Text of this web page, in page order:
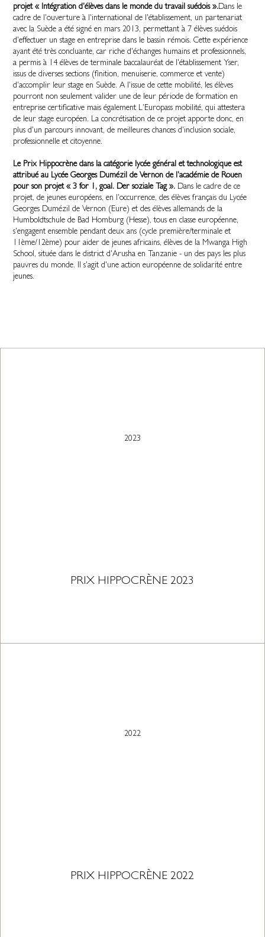
projet « Intégration d'élèves dans le monde du travail suédois ».Dans le
cadre de l'ouverture à l'international de l'établissement, un partenariat
avec la Suède a été signé en mars 2013, permettant à 7 élèves suédois
d'effectuer un stage en entreprise dans le bassin rémois. Cette expérience
ayant été très concluante, car riche d'échanges humains et professionnels,
a permis à 14 élèves de terminale baccalauréat de l'établissement Yser,
issus de diverses sections (finition, menuiserie, commerce et vente)
d'accomplir leur stage en Suède. A l'issue de cette mobilité, les élèves
pourront non seulement valider une de leur période de formation en
entreprise certificative mais également L'Europass mobilité, qui attestera
de leur stage européen. La concrétisation de ce projet apporte donc, en
plus d'un parcours innovant, de meilleures chances d'inclusion sociale,
professionnelle et citoyenne.
Le Prix Hippocrène dans la catégorie lycée général et technologique est
attribué au Lycée Georges Dumézil de Vernon de l'académie de Rouen
pour son projet « 3 for 1, goal. Der soziale Tag ». Dans le cadre de ce
projet, de jeunes européens, en l'occurrence, des élèves français du Lycée
Georges Dumézil de Vernon (Eure) et des élèves allemands de la
Humboldtschule de Bad Homburg (Hesse), tous en classe européenne,
s'engagent ensemble pendant deux ans (cycle première/terminale et
11ème/12ème) pour aider de jeunes africains, élèves de la Mwanga High
School, située dans le district d'Arusha en Tanzanie - un des pays les plus
pauvres du monde. Il s'agit d'une action européenne de solidarité entre
jeunes.
2023
PRIX HIPPOCRÈNE 2023
2022
PRIX HIPPOCRÈNE 2022